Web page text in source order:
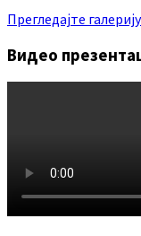
Прегледајте галерију
Видео